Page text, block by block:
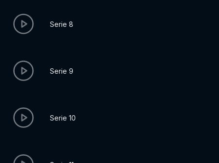
Serie 8
Serie 9
Serie 10